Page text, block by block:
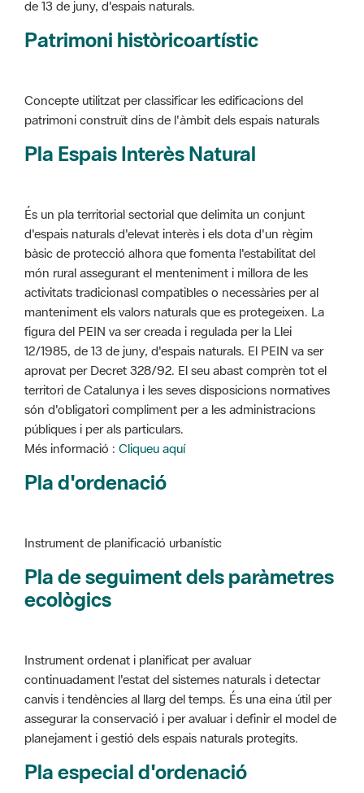
Concepte utilitzat per classificar les edificacions del
Pla Espais Interès Natural
És un pla territorial sectorial que delimita un conjunt
món rural assegurant el menteniment i millora de les
activitats tradicionasl compatibles o necessàries per al
manteniment els valors naturals que es protegeixen. La
figura del PEIN va ser creada i regulada per la Llei
12/1985, de 13 de juny, d'espais naturals. El PEIN va ser
aprovat per Decret 328/92. El seu abast comprèn tot el
territori de Catalunya i les seves disposicions normatives
són d'obligatori compliment per a les administracions
públiques i per als particulars.
Més informació :Cliqueu aquí
Pla d'ordenació
Instrument de planificació urbanístic
ecològics
Instrument ordenat i planificat per avaluar
assegurar la conservació i per avaluar i definir el model de
planejament i gestió dels espais naturals protegits.
Pla especial d'ordenació
Instrument de planificació urbanístic